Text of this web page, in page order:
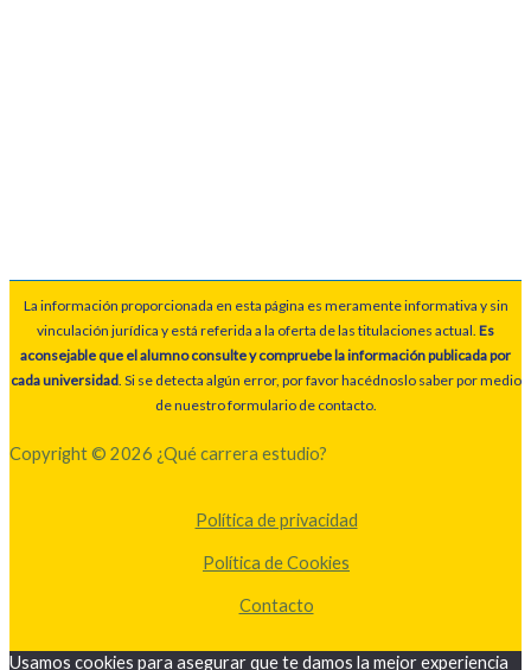
La información proporcionada en esta página es meramente informativa y sin
vinculación jurídica y está referida a la oferta de las titulaciones actual. Es
aconsejable que el alumno consulte y compruebe la información publicada por
cada universidad. Si se detecta algún error, por favor hacédnoslo saber por medio
de nuestro formulario de contacto.
Copyright © 2026 ¿Qué carrera estudio?
Política de privacidad
Política de Cookies
Contacto
Usamos cookies para asegurar que te damos la mejor experiencia